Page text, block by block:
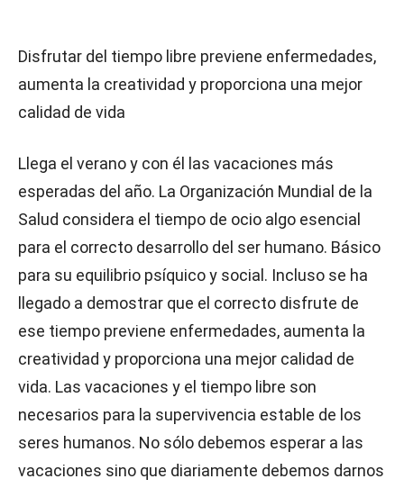
Disfrutar del tiempo libre previene enfermedades,
aumenta la creatividad y proporciona una mejor
calidad de vida
Llega el verano y con él las vacaciones más
esperadas del año. La Organización Mundial de la
Salud considera el tiempo de ocio algo esencial
para el correcto desarrollo del ser humano. Básico
para su equilibrio psíquico y social. Incluso se ha
llegado a demostrar que el correcto disfrute de
ese tiempo previene enfermedades, aumenta la
creatividad y proporciona una mejor calidad de
vida. Las vacaciones y el tiempo libre son
necesarios para la supervivencia estable de los
seres humanos. No sólo debemos esperar a las
vacaciones sino que diariamente debemos darnos